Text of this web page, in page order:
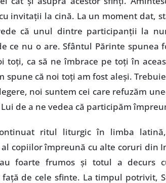
invitaţii la cină. La un moment dat,
că unul dintre participanţii la
ce nu o are. Sfântul Părinte spunea
toţi, ca să ne îmbrace pe toţi în
spune că noi toţi am fost aleşi.
noi suntem cei care refuzăm
de a ne vedea că participăm
ritul liturgic în limba
copiilor împreună cu alte coruri din
foarte frumos şi totul a decurs
de cele sfinte. La timpul potrivit,